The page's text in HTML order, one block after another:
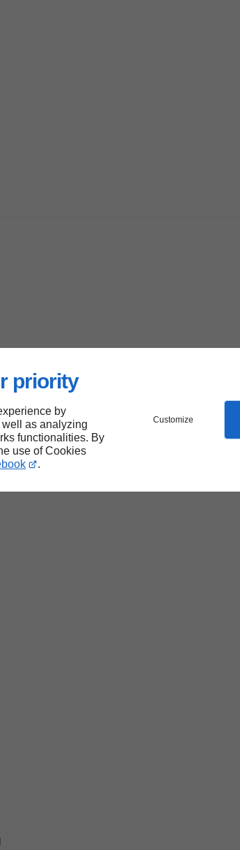
priority
by
as analyzing
functionalities. By
use of Cookies
.
Customize